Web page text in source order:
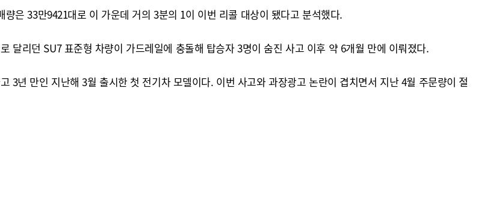
은 33만9421대로 이 가운데 거의 3분의 1이 이번 리콜 대상이 됐다고 분석했다.
달리던 SU7 표준형 차량이 가드레일에 충돌해 탑승자 3명이 숨진 사고 이후 약 6개월 만에 이뤄졌다.
3년 만인 지난해 3월 출시한 첫 전기차 모델이다. 이번 사고와 과장광고 논란이 겹치면서 지난 4월 주문량이 절